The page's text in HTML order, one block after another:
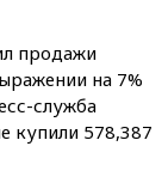
продажи
на 7%
служба
купили 578,387